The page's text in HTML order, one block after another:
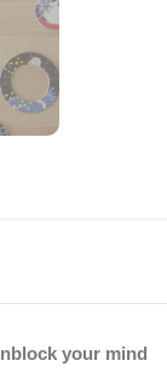
your mind